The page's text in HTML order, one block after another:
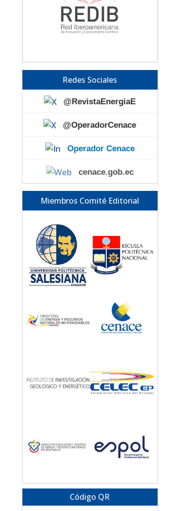
Redes Sociales
@RevistaEnergiaE
@OperadorCenace
Operador Cenace
cenace.gob.ec
Miembros Comité Editorial
Código QR